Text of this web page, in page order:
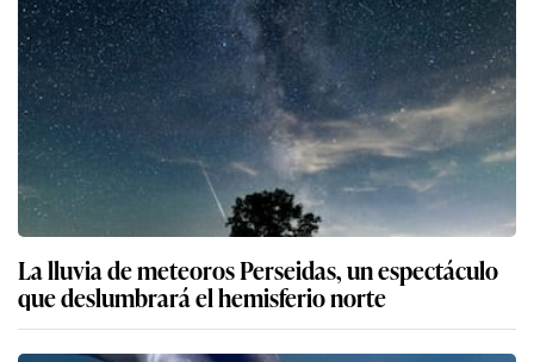
La lluvia de meteoros Perseidas, un espectáculo
que deslumbrará el hemisferio norte